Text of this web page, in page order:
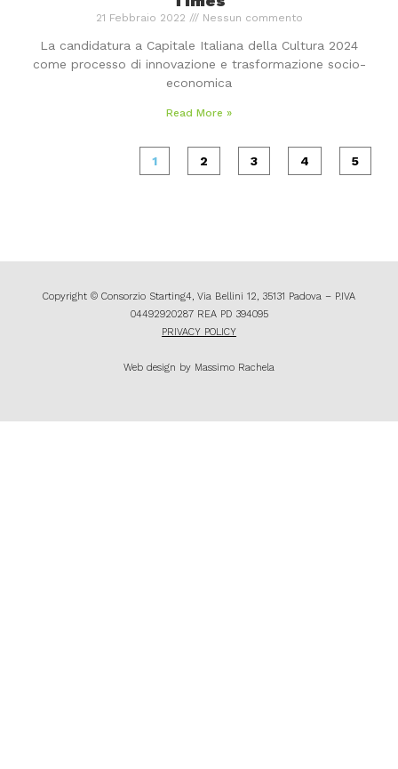
21 Febbraio 2022 Nessun commento
La candidatura a Capitale Italiana della Cultura 2024
come processo di innovazione e trasformazione socio-
economica
Read More »
1 2 3 4 5
Copyright © Consorzio Starting4, Via Bellini 12, 35131 Padova – P.IVA
04492920287 REA PD 394095
PRIVACY POLICY
Web design by Massimo Rachela